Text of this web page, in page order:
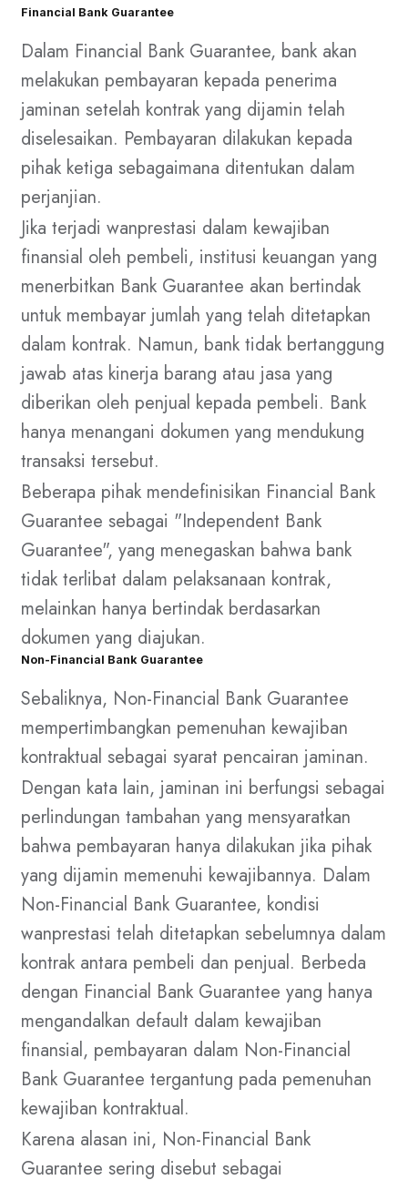
Financial Bank Guarantee
Dalam Financial Bank Guarantee, bank akan
melakukan pembayaran kepada penerima
jaminan setelah kontrak yang dijamin telah
diselesaikan. Pembayaran dilakukan kepada
pihak ketiga sebagaimana ditentukan dalam
perjanjian.
Jika terjadi wanprestasi dalam kewajiban
finansial oleh pembeli, institusi keuangan yang
menerbitkan Bank Guarantee akan bertindak
untuk membayar jumlah yang telah ditetapkan
dalam kontrak. Namun, bank tidak bertanggung
jawab atas kinerja barang atau jasa yang
diberikan oleh penjual kepada pembeli. Bank
hanya menangani dokumen yang mendukung
transaksi tersebut.
Beberapa pihak mendefinisikan Financial Bank
Guarantee sebagai "Independent Bank
Guarantee", yang menegaskan bahwa bank
tidak terlibat dalam pelaksanaan kontrak,
melainkan hanya bertindak berdasarkan
dokumen yang diajukan.
Non-Financial Bank Guarantee
Sebaliknya, Non-Financial Bank Guarantee
mempertimbangkan pemenuhan kewajiban
kontraktual sebagai syarat pencairan jaminan.
Dengan kata lain, jaminan ini berfungsi sebagai
perlindungan tambahan yang mensyaratkan
bahwa pembayaran hanya dilakukan jika pihak
yang dijamin memenuhi kewajibannya. Dalam
Non-Financial Bank Guarantee, kondisi
wanprestasi telah ditetapkan sebelumnya dalam
kontrak antara pembeli dan penjual. Berbeda
dengan Financial Bank Guarantee yang hanya
mengandalkan default dalam kewajiban
finansial, pembayaran dalam Non-Financial
Bank Guarantee tergantung pada pemenuhan
kewajiban kontraktual.
Karena alasan ini, Non-Financial Bank
Guarantee sering disebut sebagai